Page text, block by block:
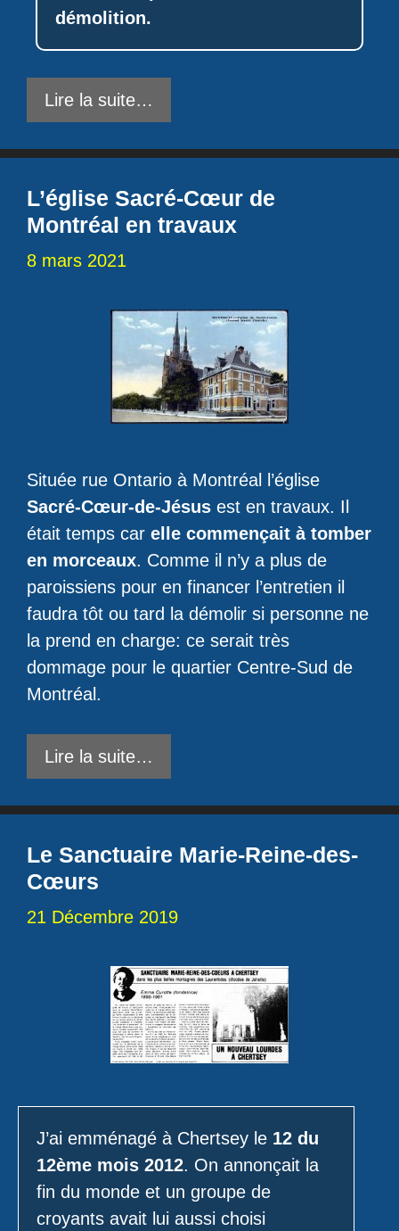
démolition.
Lire la suite…
L’église Sacré-Cœur de
Montréal en travaux
8 mars 2021
Située rue Ontario à Montréal l’église
Sacré-Cœur-de-Jésus est en travaux. Il
était temps car elle commençait à tomber
en morceaux. Comme il n’y a plus de
paroissiens pour en financer l’entretien il
faudra tôt ou tard la démolir si personne ne
la prend en charge: ce serait très
dommage pour le quartier Centre-Sud de
Montréal.
Lire la suite…
Le Sanctuaire Marie-Reine-des-
Cœurs
21 Décembre 2019
J’ai emménagé à Chertsey le 12 du
12ème mois 2012. On annonçait la
fin du monde et un groupe de
croyants avait lui aussi choisi